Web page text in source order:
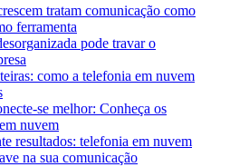
tratam comunicação como
ferramenta
pode travar o
como a telefonia em nuvem
se melhor: Conheça os
nuvem
resultados: telefonia em nuvem
na sua comunicação